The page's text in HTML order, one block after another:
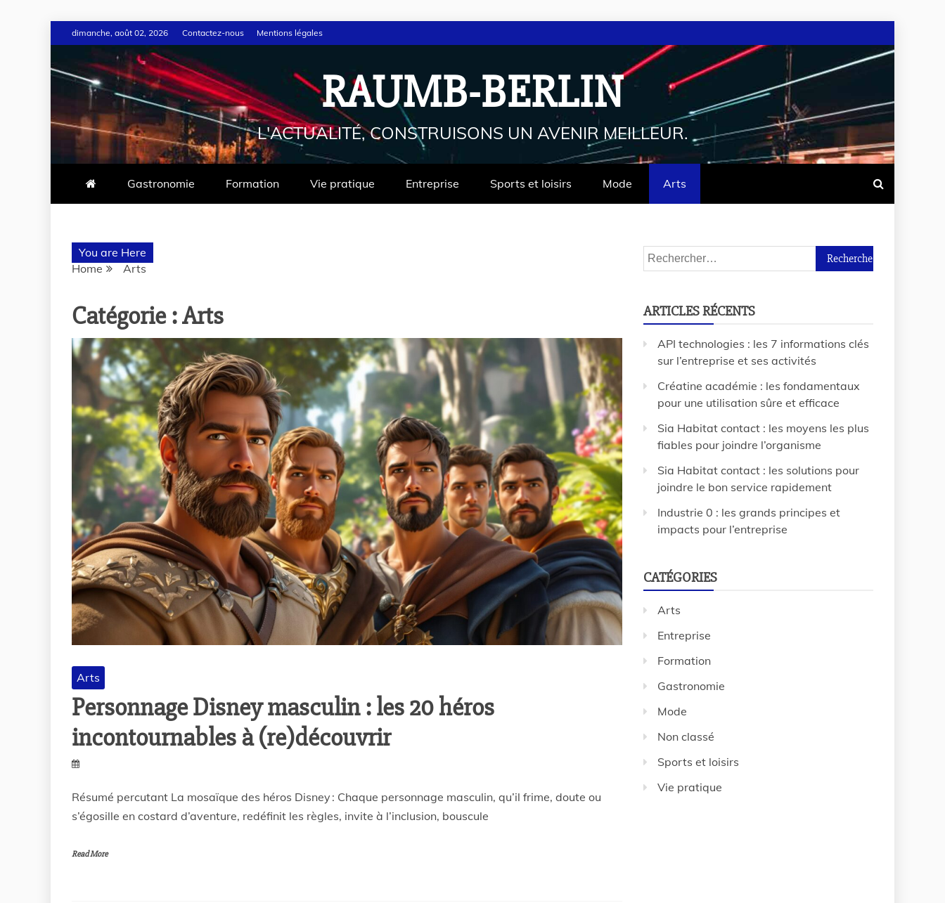
dimanche, août 02, 2026 Contactez-nous Mentions légales
RAUMB-BERLIN
L'ACTUALITÉ, CONSTRUISONS UN AVENIR MEILLEUR.
Gastronomie Formation Vie pratique Entreprise Sports et loisirs Mode Arts
You are Here
Home
Arts
Catégorie :Arts
Arts
Personnage Disney masculin : les 20 héros
incontournables à (re)découvrir
Résumé percutant La mosaïque des héros Disney : Chaque personnage masculin, qu’il frime, doute ou
s’égosille en costard d’aventure, redéfinit les règles, invite à l’inclusion, bouscule
Read More
ARTICLES RÉCENTS
API technologies : les 7 informations clés
sur l’entreprise et ses activités
Créatine académie : les fondamentaux
pour une utilisation sûre et efficace
Sia Habitat contact : les moyens les plus
fiables pour joindre l’organisme
Sia Habitat contact : les solutions pour
joindre le bon service rapidement
Industrie 0 : les grands principes et
impacts pour l’entreprise
CATÉGORIES
Arts
Entreprise
Formation
Gastronomie
Mode
Non classé
Sports et loisirs
Vie pratique